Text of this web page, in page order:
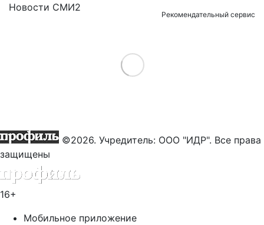
Новости СМИ2
Рекомендательный сервис
Load More
©2026. Учредитель: ООО "ИДР". Все права
защищены
16+
Мобильное приложение